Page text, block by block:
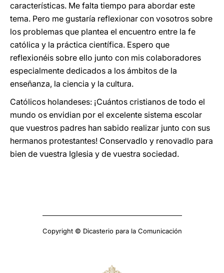
características. Me falta tiempo para abordar este
tema. Pero me gustaría reflexionar con vosotros sobre
los problemas que plantea el encuentro entre la fe
católica y la práctica científica. Espero que
reflexionéis sobre ello junto con mis colaboradores
especialmente dedicados a los ámbitos de la
enseñanza, la ciencia y la cultura.
Católicos holandeses: ¡Cuántos cristianos de todo el
mundo os envidian por el excelente sistema escolar
que vuestros padres han sabido realizar junto con sus
hermanos protestantes! Conservadlo y renovadlo para
bien de vuestra Iglesia y de vuestra sociedad.
Copyright © Dicasterio para la Comunicación